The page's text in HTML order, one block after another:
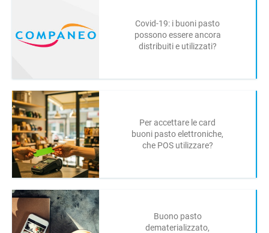
Covid-19: i buoni pasto
possono essere ancora
distribuiti e utilizzati?
Per accettare le card
buoni pasto elettroniche,
che POS utilizzare?
Buono pasto
dematerializzato,